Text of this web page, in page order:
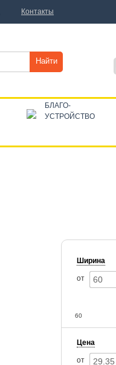
Ширина
от
60
Цена
от
Найти
БЛАГО-
УСТРОЙСТВО
Контакты